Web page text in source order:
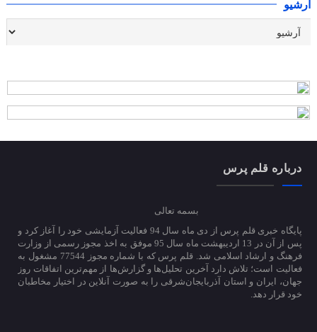
آرشیو
درباره قلم پرس
بسمه تعالی
پایگاه خبری قلم پرس از دی ماه سال 94 فعالیت آزمایشی خود را آغاز کرد و
پس از آن در 13 اردیبهشت ماه سال 95 موفق به اخذ مجوز رسمی از وزارت
فرهنگ و ارشاد اسلامی شد. قلم پرس که با شماره مجوز 77544 مشغول به
فعالیت است؛ تلاش دارد آخرین تحلیل‌ها و گزارش‌ها از مهم‌ترین اتفاقات روز
جهان، ایران و استان آذربایجان‌شرقی را به صورت آنلاین در اختیار مخاطبان
خود قرار دهد.